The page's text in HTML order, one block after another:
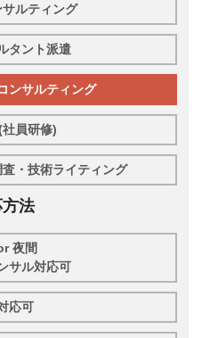
ルティング
タント派遣
ンサルティング
員研修)
・技術ライティング
法
夜間
サル対応可
応可